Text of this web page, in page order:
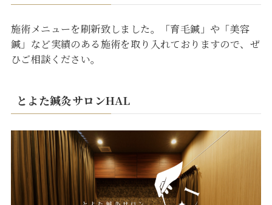
施術メニューを刷新致しました。「育毛鍼」や「美容
鍼」など実績のある施術を取り入れておりますので、ぜ
ひご相談ください。
とよた鍼灸サロンHAL